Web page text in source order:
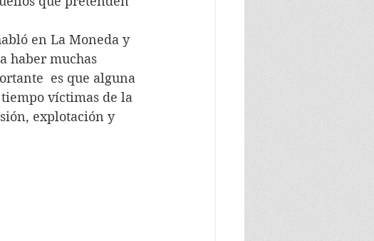
en La Moneda y
haber muchas
es que alguna
víctimas de la
explotación y